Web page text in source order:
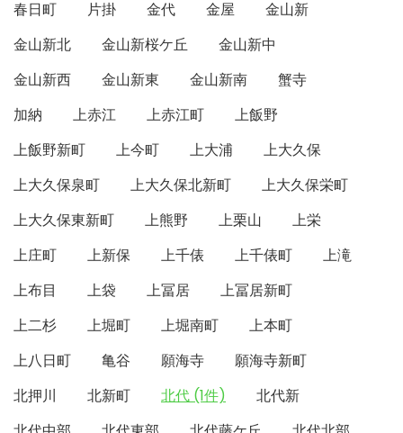
春日町 片掛 金代 金屋
金山新
金山新北
金山新桜ケ丘
金山新中
金山新西
金山新東 金山新南
蟹寺
加納
上赤江 上赤江町
上飯野
上飯野新町
上今町 上大浦
上大久保
上大久保泉町
上大久保北新町
上大久保栄町
上大久保東新町
上熊野 上栗山
上栄
上庄町
上新保 上千俵 上千俵町
上滝
上布目
上袋 上冨居
上冨居新町
上二杉
上堀町 上堀南町
上本町
上八日町
亀谷 願海寺
願海寺新町
北押川
北新町 北代 (1件)
北代新